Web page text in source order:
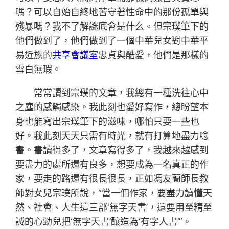
嗎？可以自始自終地苦守著性命中的那份孤單與
殘暴嗎？我不了解謎底會是什么。但宗璞筆下的
他們做到了，他們做到了一個中華兒女對中華平
易近族的共享會議室忠貞與酷愛，他們是那樣的
雪白無瑕。
常常讀到宗璞的文章，我總有一種洗往心中
之塵的感觸感染。我此刻也愛好寫作，總盼望本
身也能寫出宗璞筆下的滋味，哪怕只要一些也
好。我此刻天天只需有時光，就有打算地盡力唸
書。書讀得多了，文章寫得多了，我越來越感到
要盡力的處所還有良多，想要成為一名真正的作
家，要走的路還有很長很長，正如馮友蘭師長教
師對女兒宗璞所說，“當一個作家，要盡力讀懂天
然、社會、人生這三部‘無字天書’，還要用至精至
誠的心勁兒把‘無字天書’釀造為‘有字人書’”。